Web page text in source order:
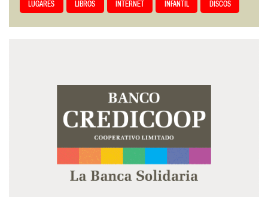
LUGARES LIBROS INTERNET INFANTIL DISCOS